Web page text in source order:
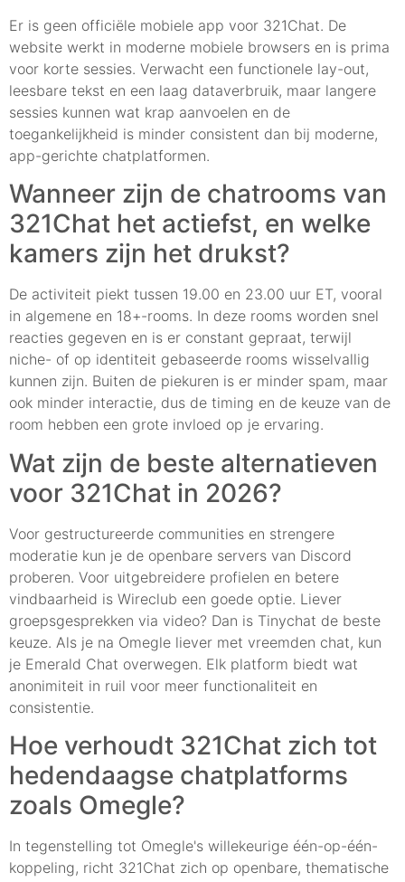
Er is geen officiële mobiele app voor 321Chat. De
website werkt in moderne mobiele browsers en is prima
voor korte sessies. Verwacht een functionele lay-out,
leesbare tekst en een laag dataverbruik, maar langere
sessies kunnen wat krap aanvoelen en de
toegankelijkheid is minder consistent dan bij moderne,
app-gerichte chatplatformen.
Wanneer zijn de chatrooms van
321Chat het actiefst, en welke
kamers zijn het drukst?
De activiteit piekt tussen 19.00 en 23.00 uur ET, vooral
in algemene en 18+-rooms. In deze rooms worden snel
reacties gegeven en is er constant gepraat, terwijl
niche- of op identiteit gebaseerde rooms wisselvallig
kunnen zijn. Buiten de piekuren is er minder spam, maar
ook minder interactie, dus de timing en de keuze van de
room hebben een grote invloed op je ervaring.
Wat zijn de beste alternatieven
voor 321Chat in 2026?
Voor gestructureerde communities en strengere
moderatie kun je de openbare servers van Discord
proberen. Voor uitgebreidere profielen en betere
vindbaarheid is Wireclub een goede optie. Liever
groepsgesprekken via video? Dan is Tinychat de beste
keuze. Als je na Omegle liever met vreemden chat, kun
je Emerald Chat overwegen. Elk platform biedt wat
anonimiteit in ruil voor meer functionaliteit en
consistentie.
Hoe verhoudt 321Chat zich tot
hedendaagse chatplatforms
zoals Omegle?
In tegenstelling tot Omegle's willekeurige één-op-één-
koppeling, richt 321Chat zich op openbare, thematische